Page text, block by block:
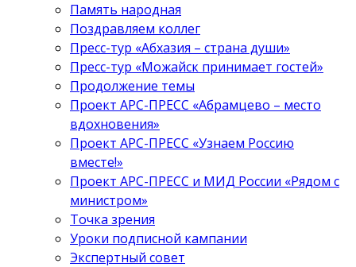
Память народная
Поздравляем коллег
Пресс-тур «Абхазия – страна души»
Пресс-тур «Можайск принимает гостей»
Продолжение темы
Проект АРС-ПРЕСС «Абрамцево – место
вдохновения»
Проект АРС-ПРЕСС «Узнаем Россию
вместе!»
Проект АРС-ПРЕСС и МИД России «Рядом с
министром»
Точка зрения
Уроки подписной кампании
Экспертный совет